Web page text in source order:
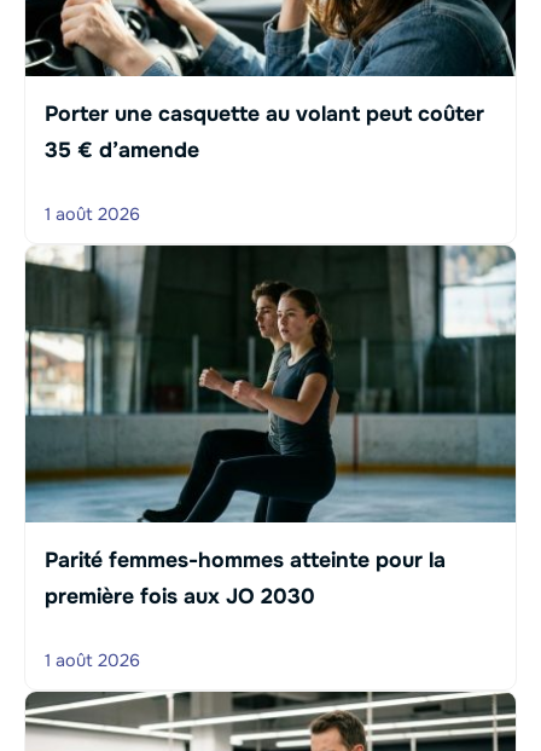
Porter une casquette au volant peut coûter
35 € d’amende
1 août 2026
Parité femmes-hommes atteinte pour la
première fois aux JO 2030
1 août 2026